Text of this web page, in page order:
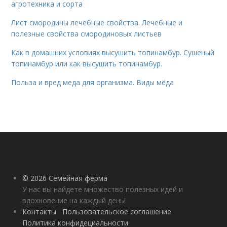
агротехника и сорта
Лист смородины лечебные свойства. Лечебные и
полезные свойства смородиновых листьев
Как в домашних условиях высушить топинамбур. Сушеный
топинамбур или как высушить топинамбур.
Польза и вред меда для организма. Виды мёда
© 2026 Семейная ферма
У нас вы найдете множество полезных идей и
вдохновение на каждый день!
Контакты
Пользовательское соглашение
Политика конфидециальности